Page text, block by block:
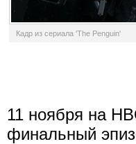
Кадр из сериала 'The Penguin'
11 ноября на
финальный